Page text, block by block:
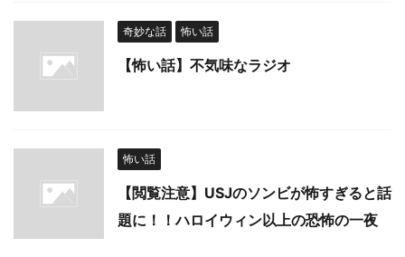
奇妙な話 怖い話
【怖い話】不気味なラジオ
怖い話
【閲覧注意】USJのソンビが怖すぎると話
題に！！ハロイウィン以上の恐怖の一夜